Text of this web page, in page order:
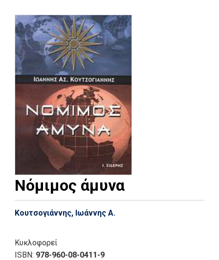
Νόμιμος άμυνα
Κουτσογιάννης, Ιωάννης Α.
Κυκλοφορεί
ISBN: 978-960-08-0411-9